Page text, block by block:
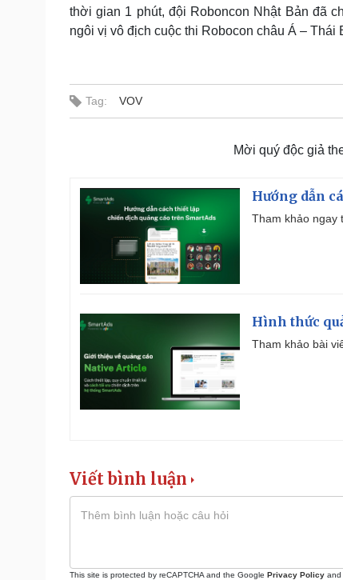
thời gian 1 phút, đội Roboncon Nhật Bản đã
ngôi vị vô địch cuộc thi Robocon châu Á – Thái
Tag: VOV
Mời quý độc giả
Hướng dẫn
Tham khảo ngay
Hình thức
Tham khảo bài
Viết bình luận
This site is protected by reCAPTCHA and the Google Privacy Policy and